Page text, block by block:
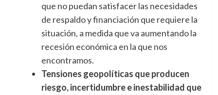
que no puedan satisfacer las necesidades
de respaldo y financiación que requiere la
situación, a medida que va aumentando la
recesión económica en la que nos
encontramos.
Tensiones geopolíticas que producen
riesgo, incertidumbre e inestabilidad que